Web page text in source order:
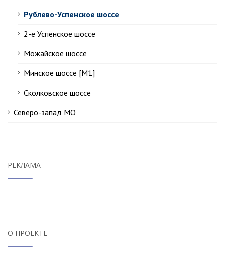
Рублево-Успенское шоссе
2-е Успенское шоссе
Можайское шоссе
Минское шоссе [М1]
Сколковское шоссе
Северо-запад МО
РЕКЛАМА
О ПРОЕКТЕ